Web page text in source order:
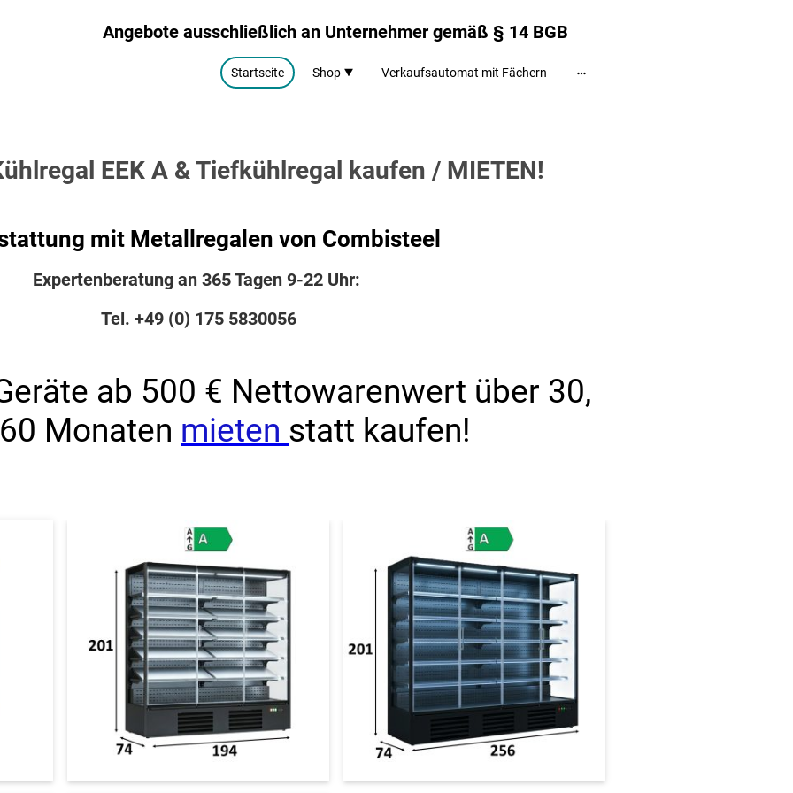
Angebote ausschließlich an Unternehmer gemäß § 14 BGB
Startseite Shop Verkaufsautomat mit Fächern
EEK A & Tiefkühlregal kaufen / MIETEN!
mit Metallregalen von Combisteel
Expertenberatung an 365 Tagen 9-22 Uhr:
Tel. +49 (0) 175 5830056
ab 500 € Nettowarenwert über 30,
Monaten mieten statt kaufen!